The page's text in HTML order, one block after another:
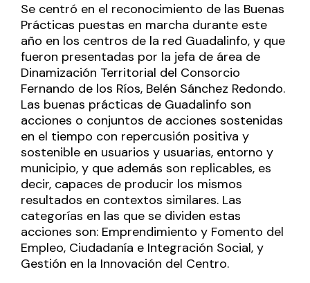
Se centró en el reconocimiento de las Buenas
Prácticas puestas en marcha durante este
año en los centros de la red Guadalinfo, y que
fueron presentadas por la jefa de área de
Dinamización Territorial del Consorcio
Fernando de los Ríos, Belén Sánchez Redondo.
Las buenas prácticas de Guadalinfo son
acciones o conjuntos de acciones sostenidas
en el tiempo con repercusión positiva y
sostenible en usuarios y usuarias, entorno y
municipio, y que además son replicables, es
decir, capaces de producir los mismos
resultados en contextos similares. Las
categorías en las que se dividen estas
acciones son: Emprendimiento y Fomento del
Empleo, Ciudadanía e Integración Social, y
Gestión en la Innovación del Centro.